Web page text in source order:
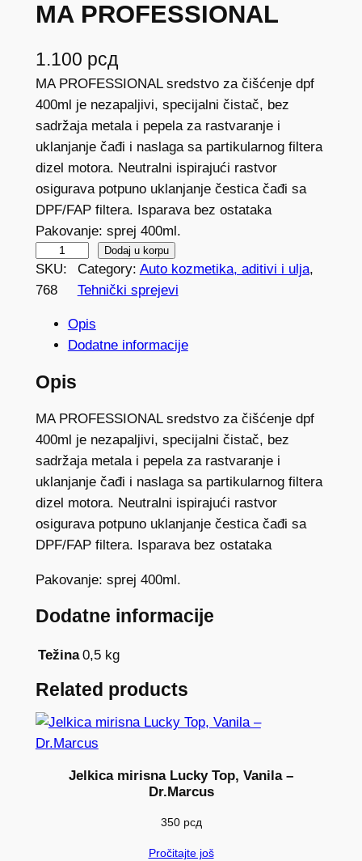
MA PROFESSIONAL
1.100 рсд
MA PROFESSIONAL sredstvo za čišćenje dpf
400ml je nezapaljivi, specijalni čistač, bez
sadržaja metala i pepela za rastvaranje i
uklanjanje čađi i naslaga sa partikularnog filtera
dizel motora. Neutralni ispirajući rastvor
osigurava potpuno uklanjanje čestica čađi sa
DPF/FAP filtera. Isparava bez ostataka
Pakovanje: sprej 400ml.
P
F
t
č
s
p
r
e
j
4
0
m
M
P
R
O
Dodaj u korpu
SKU:
768
Category: Auto kozmetika, aditivi i ulja
Tehnički sprejevi
Opis
Dodatne informacije
Opis
MA PROFESSIONAL sredstvo za čišćenje dpf
400ml je nezapaljivi, specijalni čistač, bez
sadržaja metala i pepela za rastvaranje i
uklanjanje čađi i naslaga sa partikularnog filtera
dizel motora. Neutralni ispirajući rastvor
osigurava potpuno uklanjanje čestica čađi sa
DPF/FAP filtera. Isparava bez ostataka
Pakovanje: sprej 400ml.
Dodatne informacije
Težina 0,5 kg
Related products
Jelkica mirisna Lucky Top, Vanila –
Dr.Marcus
350 рсд
Pročitajte još